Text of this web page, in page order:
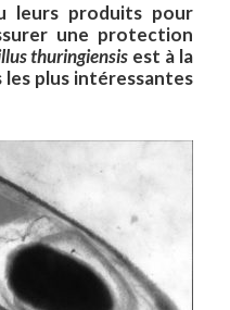
leurs produits pour
une protection
thuringiensis est à la
plus intéressantes